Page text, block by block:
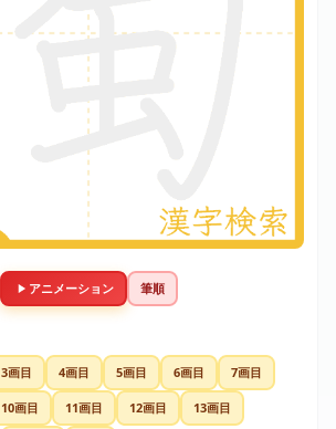
アニメーション 筆順
3画目 4画目 5画目 6画目 7画目
10画目 11画目 12画目 13画目